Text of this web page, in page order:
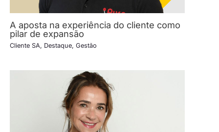
A aposta na experiência do cliente como
pilar de expansão
Cliente SA, Destaque, Gestão